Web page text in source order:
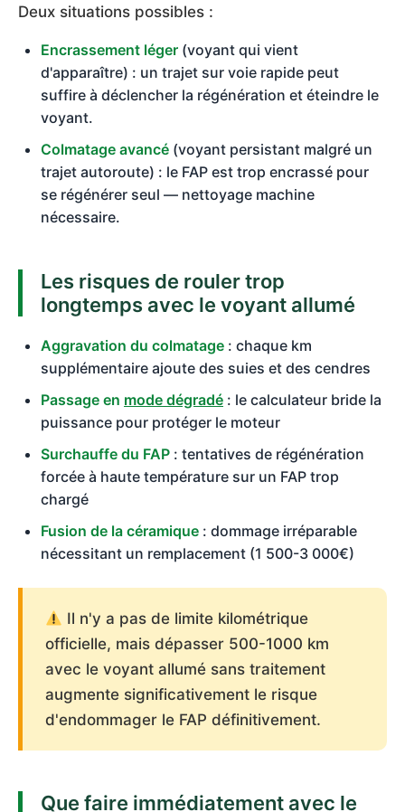
Deux situations possibles :
Encrassement léger (voyant qui vient
d'apparaître) : un trajet sur voie rapide peut
suffire à déclencher la régénération et éteindre le
voyant.
Colmatage avancé (voyant persistant malgré un
trajet autoroute) : le FAP est trop encrassé pour
se régénérer seul — nettoyage machine
nécessaire.
Les risques de rouler trop
longtemps avec le voyant allumé
Aggravation du colmatage : chaque km
supplémentaire ajoute des suies et des cendres
Passage en mode dégradé : le calculateur bride la
puissance pour protéger le moteur
Surchauffe du FAP : tentatives de régénération
forcée à haute température sur un FAP trop
chargé
Fusion de la céramique : dommage irréparable
nécessitant un remplacement (1 500-3 000€)
Il n'y a pas de limite kilométrique
officielle, mais dépasser 500-1000 km
avec le voyant allumé sans traitement
augmente significativement le risque
d'endommager le FAP définitivement.
Que faire immédiatement avec le